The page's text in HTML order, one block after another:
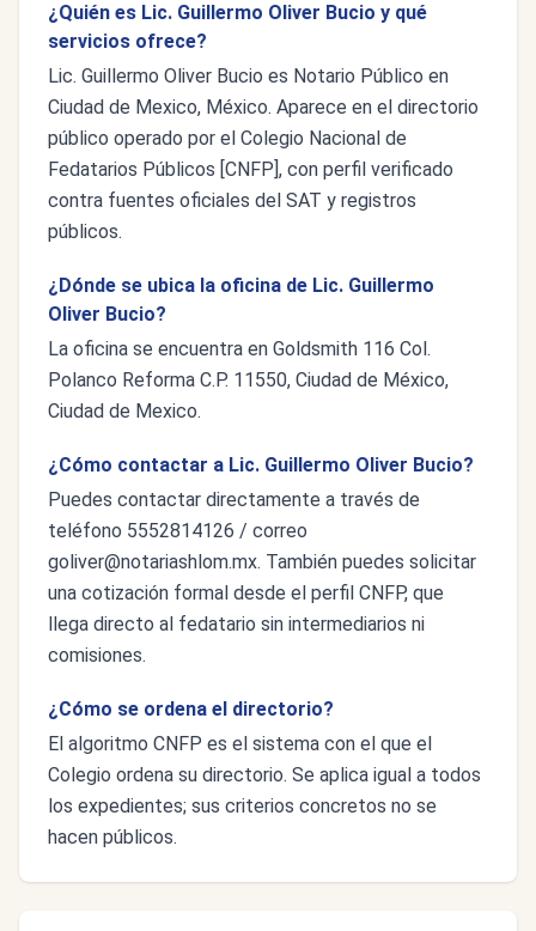
¿Quién es Lic. Guillermo Oliver Bucio y qué
servicios ofrece?
Lic. Guillermo Oliver Bucio es Notario Público en
Ciudad de Mexico, México. Aparece en el directorio
público operado por el Colegio Nacional de
Fedatarios Públicos [CNFP], con perfil verificado
contra fuentes oficiales del SAT y registros
públicos.
¿Dónde se ubica la oficina de Lic. Guillermo
Oliver Bucio?
La oficina se encuentra en Goldsmith 116 Col.
Polanco Reforma C.P. 11550, Ciudad de México,
Ciudad de Mexico.
¿Cómo contactar a Lic. Guillermo Oliver Bucio?
Puedes contactar directamente a través de
teléfono 5552814126 / correo
goliver@notariashlom.mx. También puedes solicitar
una cotización formal desde el perfil CNFP, que
llega directo al fedatario sin intermediarios ni
comisiones.
¿Cómo se ordena el directorio?
El algoritmo CNFP es el sistema con el que el
Colegio ordena su directorio. Se aplica igual a todos
los expedientes; sus criterios concretos no se
hacen públicos.